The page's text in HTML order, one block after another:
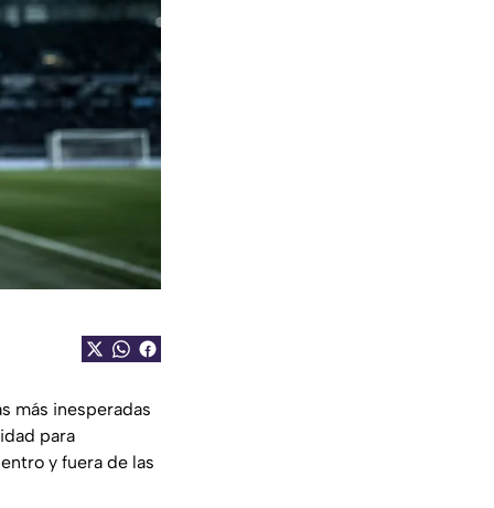
más inesperadas
para
y fuera de las